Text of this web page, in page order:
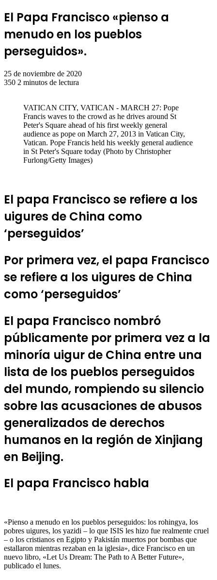
El Papa Francisco «pienso a
menudo en los pueblos
perseguidos».
25 de noviembre de 2020
350 2 minutos de lectura
VATICAN CITY, VATICAN - MARCH 27: Pope
Francis waves to the crowd as he drives around St
Peter's Square ahead of his first weekly general
audience as pope on March 27, 2013 in Vatican City,
Vatican. Pope Francis held his weekly general audience
in St Peter's Square today (Photo by Christopher
Furlong/Getty Images)
El papa Francisco se refiere a los
uigures de China como
‘perseguidos’
Por primera vez, el papa Francisco
se refiere a los uigures de China
como ‘perseguidos’
El papa Francisco nombró
públicamente por primera vez a la
minoría uigur de China entre una
lista de los pueblos perseguidos
del mundo, rompiendo su silencio
sobre las acusaciones de abusos
generalizados de derechos
humanos en la región de Xinjiang
en Beijing.
El papa Francisco habla
«Pienso a menudo en los pueblos perseguidos: los rohingya, los
pobres uigures, los yazidi – lo que ISIS les hizo fue realmente cruel
– o los cristianos en Egipto y Pakistán muertos por bombas que
estallaron mientras rezaban en la iglesia», dice Francisco en un
nuevo libro, «Let Us Dream: The Path to A Better Future»,
publicado el lunes.